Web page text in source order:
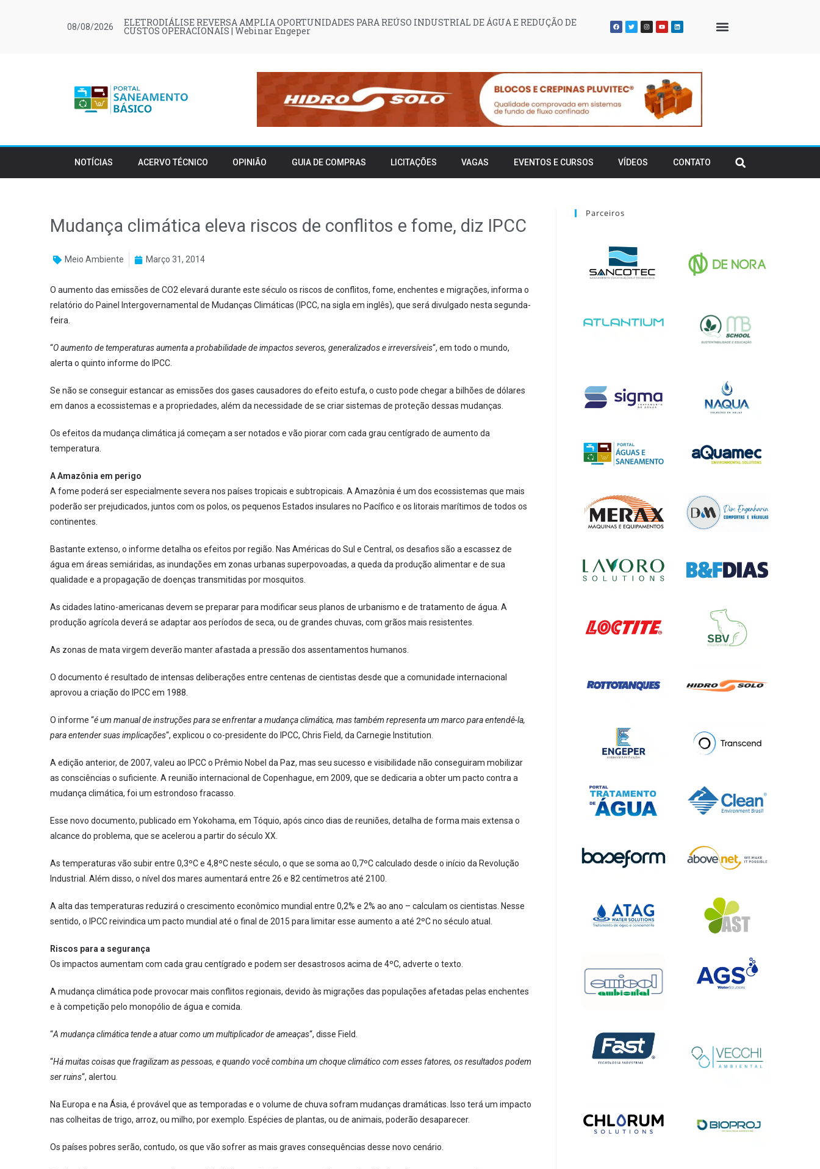
08/08/2026 ELETRODIÁLISE REVERSA AMPLIA OPORTUNIDADES PARA REÚSO INDUSTRIAL DE ÁGUA E REDUÇÃO DE
CUSTOS OPERACIONAIS | Webinar Engeper
NOTÍCIAS ACERVO TÉCNICO OPINIÃO GUIA DE COMPRAS LICITAÇÕES VAGAS EVENTOS E CURSOS VÍDEOS CONTATO
Mudança climática eleva riscos de conflitos e fome, diz IPCC
Meio Ambiente Março 31, 2014
O aumento das emissões de CO2 elevará durante este século os riscos de conflitos, fome, enchentes e migrações, informa o
relatório do Painel Intergovernamental de Mudanças Climáticas (IPCC, na sigla em inglês), que será divulgado nesta segunda-
feira.
“O aumento de temperaturas aumenta a probabilidade de impactos severos, generalizados e irreversíveis“, em todo o mundo,
alerta o quinto informe do IPCC.
Se não se conseguir estancar as emissões dos gases causadores do efeito estufa, o custo pode chegar a bilhões de dólares
em danos a ecossistemas e a propriedades, além da necessidade de se criar sistemas de proteção dessas mudanças.
Os efeitos da mudança climática já começam a ser notados e vão piorar com cada grau centígrado de aumento da
temperatura.
A Amazônia em perigo
A fome poderá ser especialmente severa nos países tropicais e subtropicais. A Amazônia é um dos ecossistemas que mais
poderão ser prejudicados, juntos com os polos, os pequenos Estados insulares no Pacífico e os litorais marítimos de todos os
continentes.
Bastante extenso, o informe detalha os efeitos por região. Nas Américas do Sul e Central, os desafios são a escassez de
água em áreas semiáridas, as inundações em zonas urbanas superpovoadas, a queda da produção alimentar e de sua
qualidade e a propagação de doenças transmitidas por mosquitos.
As cidades latino-americanas devem se preparar para modificar seus planos de urbanismo e de tratamento de água. A
produção agrícola deverá se adaptar aos períodos de seca, ou de grandes chuvas, com grãos mais resistentes.
As zonas de mata virgem deverão manter afastada a pressão dos assentamentos humanos.
O documento é resultado de intensas deliberações entre centenas de cientistas desde que a comunidade internacional
aprovou a criação do IPCC em 1988.
O informe “é um manual de instruções para se enfrentar a mudança climática, mas também representa um marco para entendê-la,
para entender suas implicações“, explicou o co-presidente do IPCC, Chris Field, da Carnegie Institution.
A edição anterior, de 2007, valeu ao IPCC o Prêmio Nobel da Paz, mas seu sucesso e visibilidade não conseguiram mobilizar
as consciências o suficiente. A reunião internacional de Copenhague, em 2009, que se dedicaria a obter um pacto contra a
mudança climática, foi um estrondoso fracasso.
Esse novo documento, publicado em Yokohama, em Tóquio, após cinco dias de reuniões, detalha de forma mais extensa o
alcance do problema, que se acelerou a partir do século XX.
As temperaturas vão subir entre 0,3ºC e 4,8ºC neste século, o que se soma ao 0,7ºC calculado desde o início da Revolução
Industrial. Além disso, o nível dos mares aumentará entre 26 e 82 centímetros até 2100.
A alta das temperaturas reduzirá o crescimento econômico mundial entre 0,2% e 2% ao ano – calculam os cientistas. Nesse
sentido, o IPCC reivindica um pacto mundial até o final de 2015 para limitar esse aumento a até 2ºC no século atual.
Riscos para a segurança
Os impactos aumentam com cada grau centígrado e podem ser desastrosos acima de 4ºC, adverte o texto.
A mudança climática pode provocar mais conflitos regionais, devido às migrações das populações afetadas pelas enchentes
e à competição pelo monopólio de água e comida.
“A mudança climática tende a atuar como um multiplicador de ameaças“, disse Field.
“Há muitas coisas que fragilizam as pessoas, e quando você combina um choque climático com esses fatores, os resultados podem
ser ruins“, alertou.
Na Europa e na Ásia, é provável que as temporadas e o volume de chuva sofram mudanças dramáticas. Isso terá um impacto
nas colheitas de trigo, arroz, ou milho, por exemplo. Espécies de plantas, ou de animais, poderão desaparecer.
Os países pobres serão, contudo, os que vão sofrer as mais graves consequências desse novo cenário.
Parceiros